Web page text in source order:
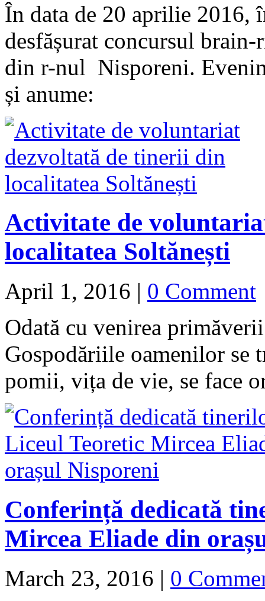
În data de 20 aprilie 2016,
desfășurat concursul
din r-nul Nisporeni.
și anume:
Activitate de
localitatea Soltănești
April 1, 2016 | 0 Comment
Odată cu venirea
Gospodăriile oamenilor se
pomii, vița de vie, se face
Conferință dedicată
Mircea Eliade din
March 23, 2016 | 0